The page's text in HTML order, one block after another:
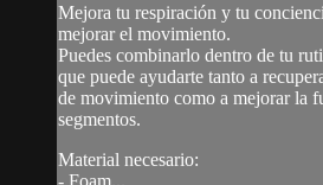
Mejora tu respiración y tu
mejorar el movimiento.
Puedes combinarlo dentro de tu
que puede ayudarte tanto a
de movimiento como a mejorar la
segmentos.
Material necesario:
- Foam...